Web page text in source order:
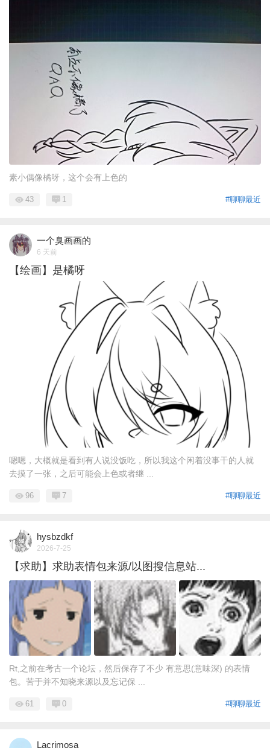
素小偶像橘呀，这个会有上色的
#聊聊最近
43 1
一个臭画画的
6 天前
【绘画】是橘呀
嗯嗯，大概就是看到有人说没饭吃，所以我这个闲着没事干的人就
去摸了一张，之后可能会上色或者继 ...
#聊聊最近
96 7
hysbzdkf
2026-7-25
【求助】求助表情包来源/以图搜信息站...
Rt,之前在考古一个论坛，然后保存了不少 有意思(意味深) 的表情
包。苦于并不知晓来源以及忘记保 ...
#聊聊最近
61 0
Lacrimosa